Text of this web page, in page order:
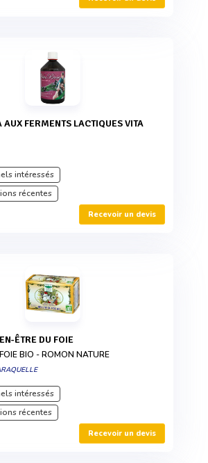
intéressés
récentes
Recevoir un devis
ÊTRE DU FOIE
BIO - ROMON NATURE
intéressés
récentes
Recevoir un devis